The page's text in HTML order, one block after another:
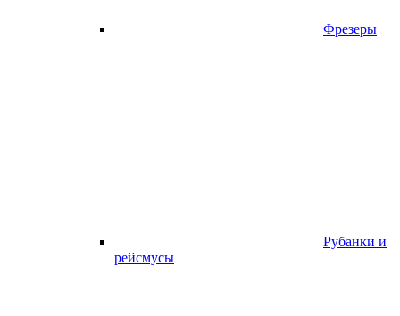
Фрезеры
Рубанки и
рейсмусы